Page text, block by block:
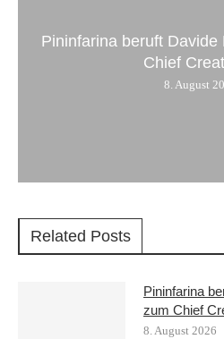
Pininfarina beruft Davide
Chief
8. August
Related Posts
Pininfarina
zum Chief
8. August 2026